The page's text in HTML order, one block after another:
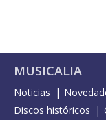
MUSICALIA
Noticias
Discos históricos